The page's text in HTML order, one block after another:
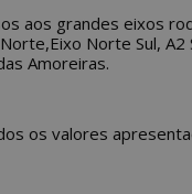
aos grandes eixos
Norte Sul, A2
Amoreiras.
os valores